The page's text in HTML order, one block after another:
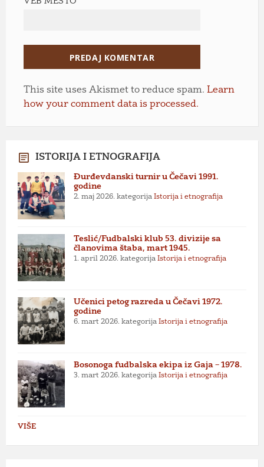
This site uses Akismet to reduce spam. Learn
how your comment data is processed.
ISTORIJA I ETNOGRAFIJA
Đurđevdanski turnir u Čečavi 1991.
godine
2. maj 2026. kategorija Istorija i etnografija
Teslić/Fudbalski klub 53. divizije sa
članovima štaba, mart 1945.
1. april 2026. kategorija Istorija i etnografija
Učenici petog razreda u Čečavi 1972.
godine
6. mart 2026. kategorija Istorija i etnografija
Bosonoga fudbalska ekipa iz Gaja – 1978.
3. mart 2026. kategorija Istorija i etnografija
VIŠE